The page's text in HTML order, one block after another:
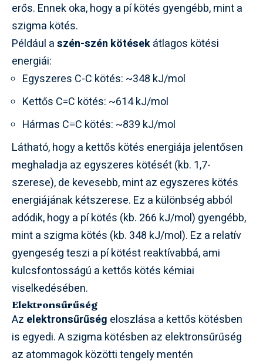
erős. Ennek oka, hogy a pí kötés gyengébb, mint a
szigma kötés.
Például aszén-szén kötésekátlagos kötési
energiái:
Egyszeres C-C kötés: ~348 kJ/mol
Kettős C=C kötés: ~614 kJ/mol
Hármas C≡C kötés: ~839 kJ/mol
Látható, hogy a kettős kötés energiája jelentősen
meghaladja az egyszeres kötését (kb. 1,7-
szerese), de kevesebb, mint az egyszeres kötés
energiájának kétszerese. Ez a különbség abból
adódik, hogy a pí kötés (kb. 266 kJ/mol) gyengébb,
mint a szigma kötés (kb. 348 kJ/mol). Ez a relatív
gyengeség teszi a pí kötést reaktívabbá, ami
kulcsfontosságú a kettős kötés kémiai
viselkedésében.
Elektronsűrűség
Az elektronsűrűség eloszlása a kettős kötésben
is egyedi. A szigma kötésben az elektronsűrűség
az atommagok közötti tengely mentén